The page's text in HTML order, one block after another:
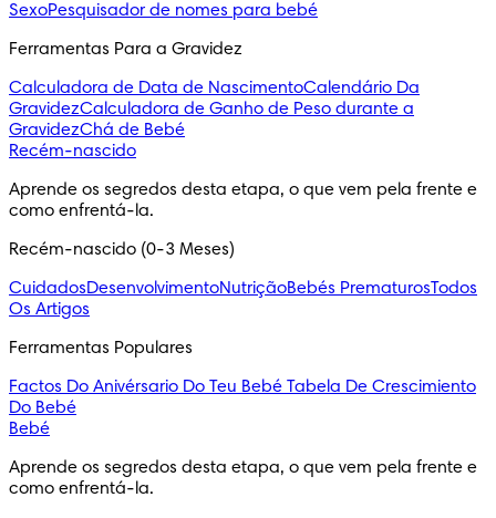
SexoPesquisador de nomes para bebé
Ferramentas Para a Gravidez
Calculadora de Data de NascimentoCalendário Da
GravidezCalculadora de Ganho de Peso durante a
GravidezChá de Bebé
Recém-nascido
Aprende os segredos desta etapa, o que vem pela frente e
como enfrentá-la.
Recém-nascido (0-3 Meses)
CuidadosDesenvolvimentoNutriçãoBebés PrematurosTodos
Os Artigos
Ferramentas Populares
Factos Do Anivérsario Do Teu Bebé Tabela De Crescimiento
Do Bebé
Bebé
Aprende os segredos desta etapa, o que vem pela frente e
como enfrentá-la.